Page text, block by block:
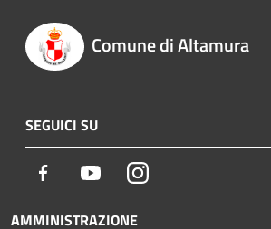
Comune di Altamura
SEGUICI SU
Facebook YoutubeInstagram
AMMINISTRAZIONE